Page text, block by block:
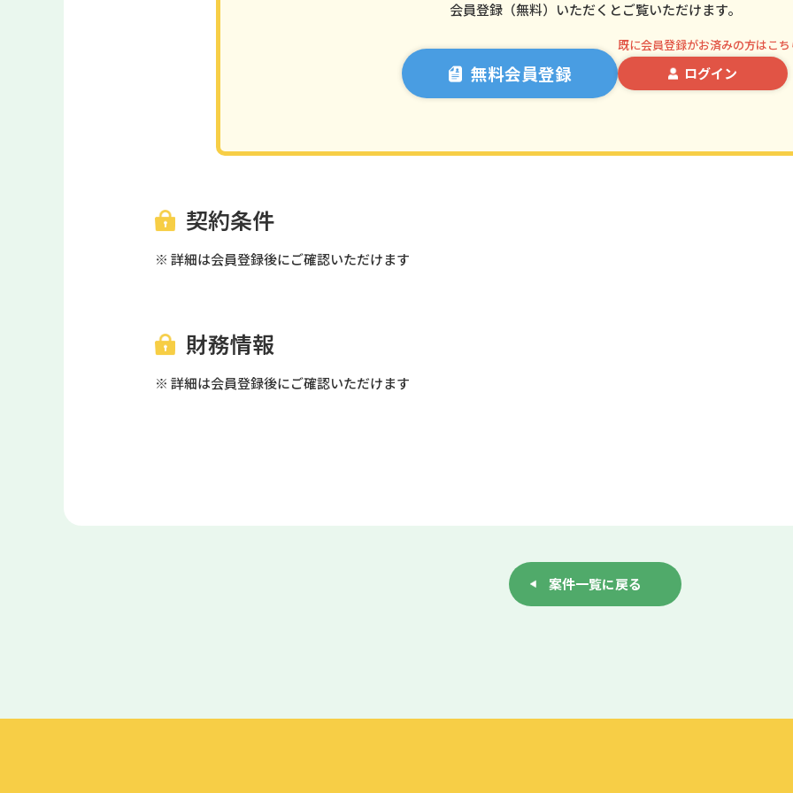
会員登録（無料）いただくとご覧いただけます。
無料会員登録
既に会員登録がお済みの方はこ
ログイン
契約条件
※ 詳細は会員登録後にご確認いただけます
財務情報
※ 詳細は会員登録後にご確認いただけます
案件一覧に戻る